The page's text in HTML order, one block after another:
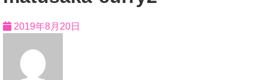
2019年8月20日